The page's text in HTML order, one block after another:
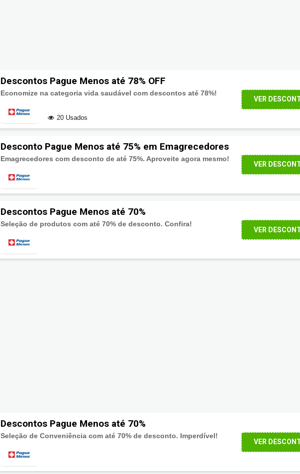
Descontos Pague Menos até 78% OFF
Economize na categoria vida saudável com descontos até 78%!
20 Usados
VER
Desconto Pague Menos até 75% em Emagrecedores
Emagrecedores com desconto de até 75%. Aproveite agora mesmo!
VER
Descontos Pague Menos até 70%
Seleção de produtos com até 70% de desconto. Confira!
VER
Descontos Pague Menos até 70%
Seleção de Conveniência com até 70% de desconto. Imperdível!
VER